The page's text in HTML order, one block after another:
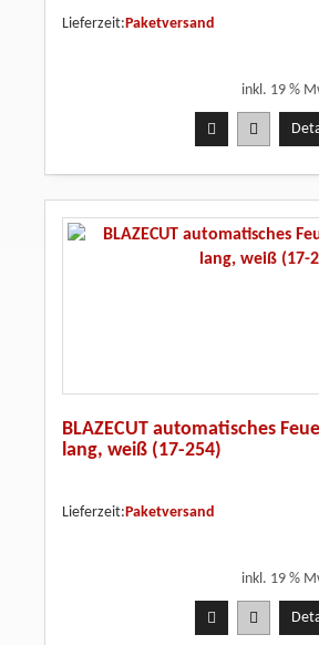
Lieferzeit: Paketversand
inkl. 19 %
BLAZECUT automatisches
lang, weiß (17-254)
Lieferzeit: Paketversand
inkl. 19 %